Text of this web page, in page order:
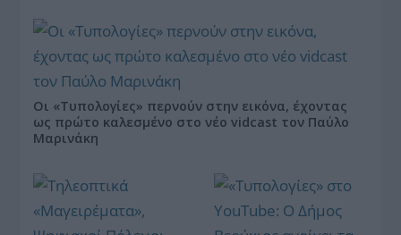
Οι «Τυπολογίες» περνούν στην εικόνα, έχοντας
ως πρώτο καλεσμένο στο νέο vidcast τον Παύλο
Μαρινάκη